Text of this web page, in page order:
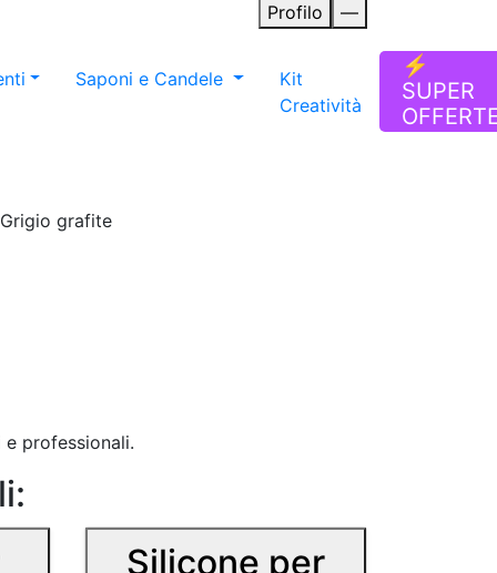
Profilo —
Saponi e Candele
Kit
Creatività
⚡
SUPER
grafite
professionali.
Silicone per